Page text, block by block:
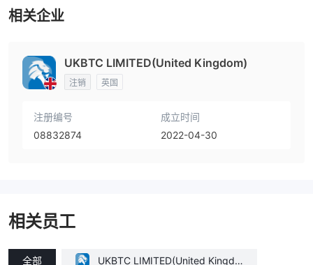
相关企业
UKBTC LIMITED(United Kingdom)
注销 英国
注册编号
08832874
成立时间
2022-04-30
相关员工
全部 UKBTC LIMITED(United Kingdo